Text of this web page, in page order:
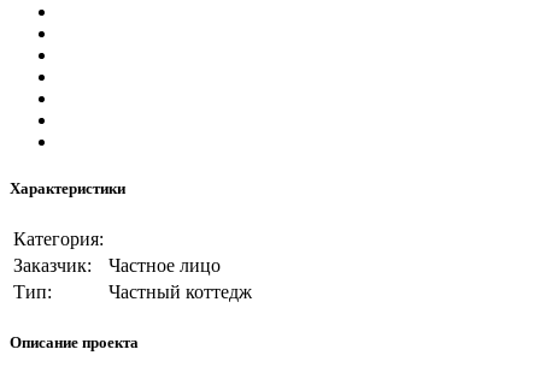
Характеристики
Категория:
Заказчик:
Частное лицо
Тип:
Частный коттедж
Описание проекта